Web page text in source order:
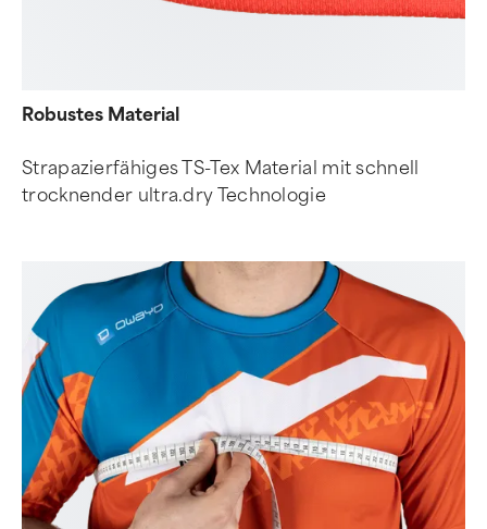
Robustes Material
Strapazierfähiges TS-Tex Material mit schnell
trocknender ultra.dry Technologie